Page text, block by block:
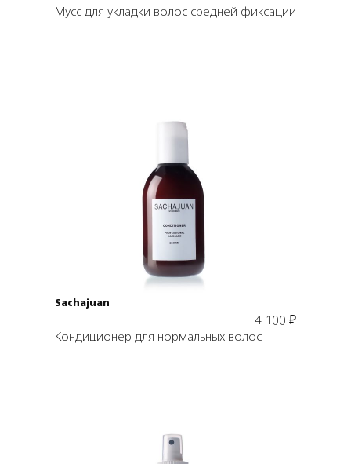
Мусс для укладки волос средней фиксации
Подробнее
В корзину
Sachajuan
4 100 ₽
Кондиционер для нормальных волос